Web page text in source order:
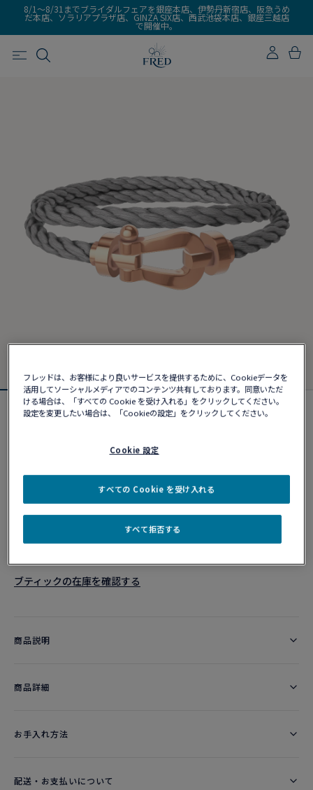
8/1～8/31までブライダルフェアを銀座本店、伊勢丹新宿店、阪急うめ
だ本店、ソラリアプラザ店、GINZA SIX店、西武池袋本店、銀座三越店
で開催中。
カスタマイズ可能
カスタマイズ
ショッピングバッグに追加
ブティックの在庫を確認する​
商品説明
商品詳細
お手入れ方法
配送・お支払いについて
フレッドは、お客様により良いサービスを提供するために、Cookieデータを
活用してソーシャルメディアでのコンテンツ共有しております。同意いただ
ける場合は、「すべての Cookie を受け入れる」をクリックしてください。
設定を変更したい場合は、「Cookieの設定」をクリックしてください。
Cookie 設定
すべて拒否する
すべての Cookie を受け入れる